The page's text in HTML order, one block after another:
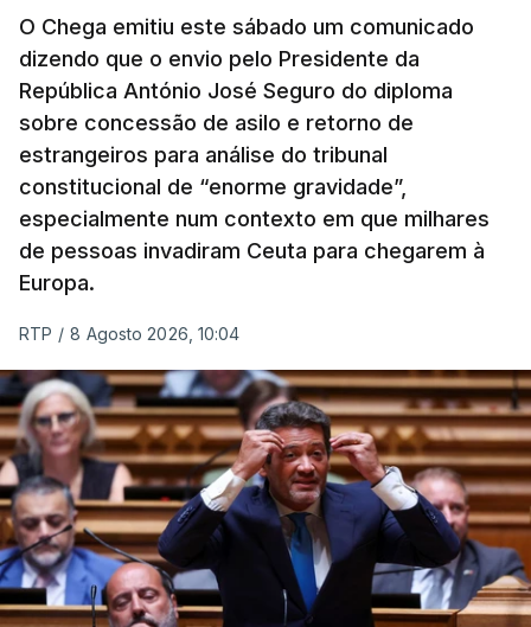
O Chega emitiu este sábado um comunicado
dizendo que o envio pelo Presidente da
República António José Seguro do diploma
sobre concessão de asilo e retorno de
estrangeiros para análise do tribunal
constitucional de “enorme gravidade”,
especialmente num contexto em que milhares
de pessoas invadiram Ceuta para chegarem à
Europa.
RTP / 8 Agosto 2026, 10:04